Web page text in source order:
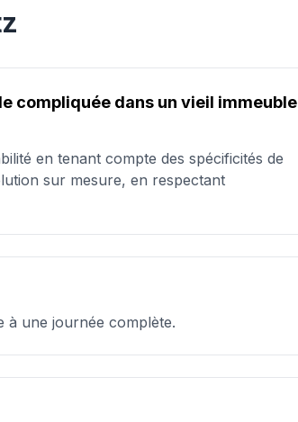
compliquée dans un vieil immeuble
en tenant compte des spécificités de
sur mesure, en respectant
à une journée complète.